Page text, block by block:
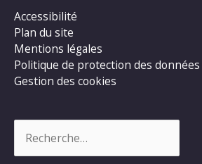
Accessibilité
Plan du site
Mentions légales
Politique de protection des données
Gestion des cookies